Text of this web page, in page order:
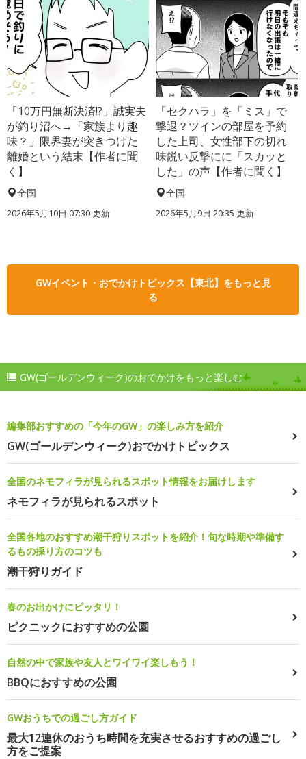
「10万円無断決済!?」誠実夫
が釣り沼へ→「家族より趣
味？」限界妻が突きつけた
離婚という結末【作者に聞
く】
全国
2026年5月10日 07:30 更新
「セクハラ」を「ミス」で
撃退？ツインの部屋を予約
した上司、女性部下の切れ
味鋭い反撃にに「スカッと
した」の声【作者に聞く】
全国
2026年5月9日 20:35 更新
GWイベント・おでかけトピックス【東北】をもっと見
る
GW(ゴールデンウィーク)のおでかけをもっと楽しむ
編集部おすすめの「今年のGW」の楽しみ方を紹介
GW(ゴールデンウィーク)おでかけトピックス
全国のネモフィラが見られるスポット情報をお届けします
ネモフィラが見られるスポット
全国各地のおすすめ潮干狩りスポットを紹介！旬な時期や準備す
るもの採り方のコツも
潮干狩りガイド
春のお出かけにピッタリ！
ピクニックにおすすめの公園
自然の中で家族や友人とワイワイ楽しもう！
BBQにおすすめの公園
GWおうちでの過ごし方ガイド
最大12連休のおうち時間を充実させるおすすめの過ごし
方をご提案